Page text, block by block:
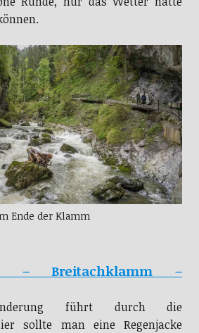
Ende der Klamm
– Breitachklamm –
führt durch die
sollte man eine Regenjacke